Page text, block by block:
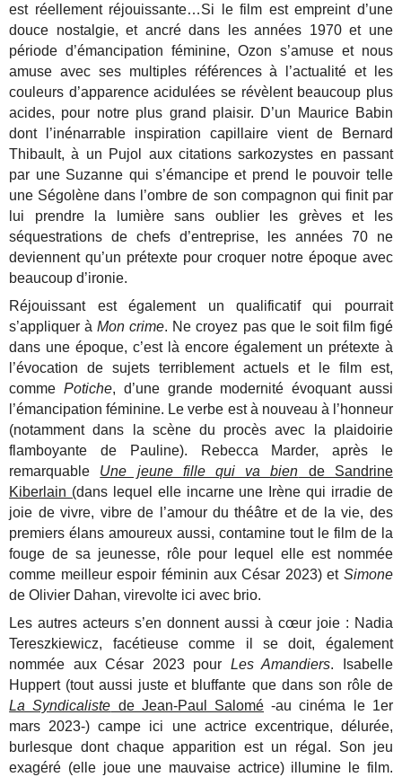
est réellement réjouissante…Si le film est empreint d’une
douce nostalgie, et ancré dans les années 1970 et une
période d’émancipation féminine, Ozon s’amuse et nous
amuse avec ses multiples références à l’actualité et les
couleurs d’apparence acidulées se révèlent beaucoup plus
acides, pour notre plus grand plaisir. D’un Maurice Babin
dont l’inénarrable inspiration capillaire vient de Bernard
Thibault, à un Pujol aux citations sarkozystes en passant
par une Suzanne qui s’émancipe et prend le pouvoir telle
une Ségolène dans l’ombre de son compagnon qui finit par
lui prendre la lumière sans oublier les grèves et les
séquestrations de chefs d’entreprise, les années 70 ne
deviennent qu’un prétexte pour croquer notre époque avec
beaucoup d’ironie.
Réjouissant est également un qualificatif qui pourrait
s’appliquer àMon crime. Ne croyez pas que le soit film figé
dans une époque, c’est là encore également un prétexte à
l’évocation de sujets terriblement actuels et le film est,
comme Potiche, d’une grande modernité évoquant aussi
l’émancipation féminine. Le verbe est à nouveau à l’honneur
(notamment dans la scène du procès avec la plaidoirie
flamboyante de Pauline). Rebecca Marder, après le
remarquable Une jeune fille qui va bien de Sandrine
Kiberlain (dans lequel elle incarne une Irène qui irradie de
joie de vivre, vibre de l’amour du théâtre et de la vie, des
premiers élans amoureux aussi, contamine tout le film de la
fouge de sa jeunesse, rôle pour lequel elle est nommée
comme meilleur espoir féminin aux César 2023) et Simone
de Olivier Dahan, virevolte ici avec brio.
Les autres acteurs s’en donnent aussi à cœur joie : Nadia
Tereszkiewicz, facétieuse comme il se doit, également
nommée aux César 2023 pour Les Amandiers. Isabelle
Huppert (tout aussi juste et bluffante que dans son rôle de
La Syndicaliste de Jean-Paul Salomé -au cinéma le 1er
mars 2023-) campe ici une actrice excentrique, délurée,
burlesque dont chaque apparition est un régal. Son jeu
exagéré (elle joue une mauvaise actrice) illumine le film.